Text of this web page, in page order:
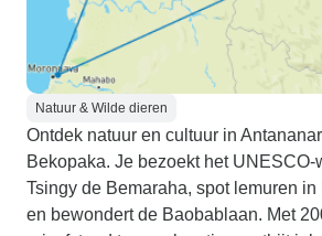
Natuur & Wilde dieren
Ontdek natuur en cultuur in
Bekopaka. Je bezoekt het UNESCO-
Tsingy de Bemaraha, spot lemuren
en bewondert de Baobablaan. Met